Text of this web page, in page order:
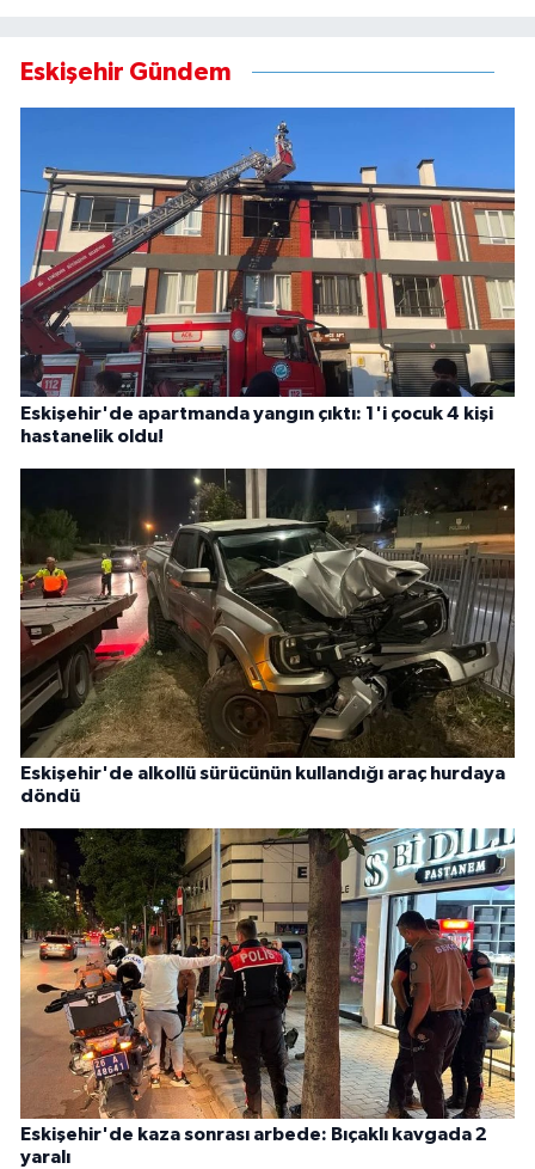
Eskişehir Gündem
Eskişehir'de apartmanda yangın çıktı: 1'i çocuk 4 kişi
hastanelik oldu!
Eskişehir'de alkollü sürücünün kullandığı araç hurdaya
döndü
Eskişehir'de kaza sonrası arbede: Bıçaklı kavgada 2
yaralı